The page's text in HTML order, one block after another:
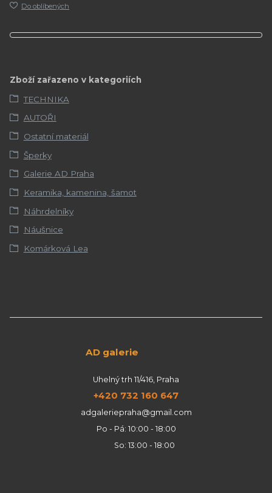
Do oblíbených
Zboží zařazeno v kategoriích
TECHNIKA
AUTOŘI
Ostatní materiál
Šperky
Galerie AD Praha
Keramika, kamenina, šamot
Náhrdelníky
Náušnice
Komárková Lea
AD galerie
Uhelný trh 11/416, Praha
+420 732 160 647
adgaleriepraha@gmail.com
Po - Pá: 10:00 - 18:00
So: 13:00 - 18:00